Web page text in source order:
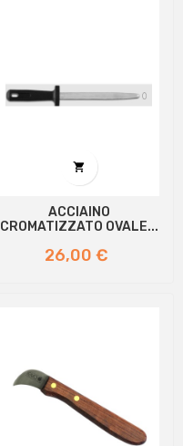

ACCIAINO
CROMATIZZATO OVALE...
Prezzo
26,00 €